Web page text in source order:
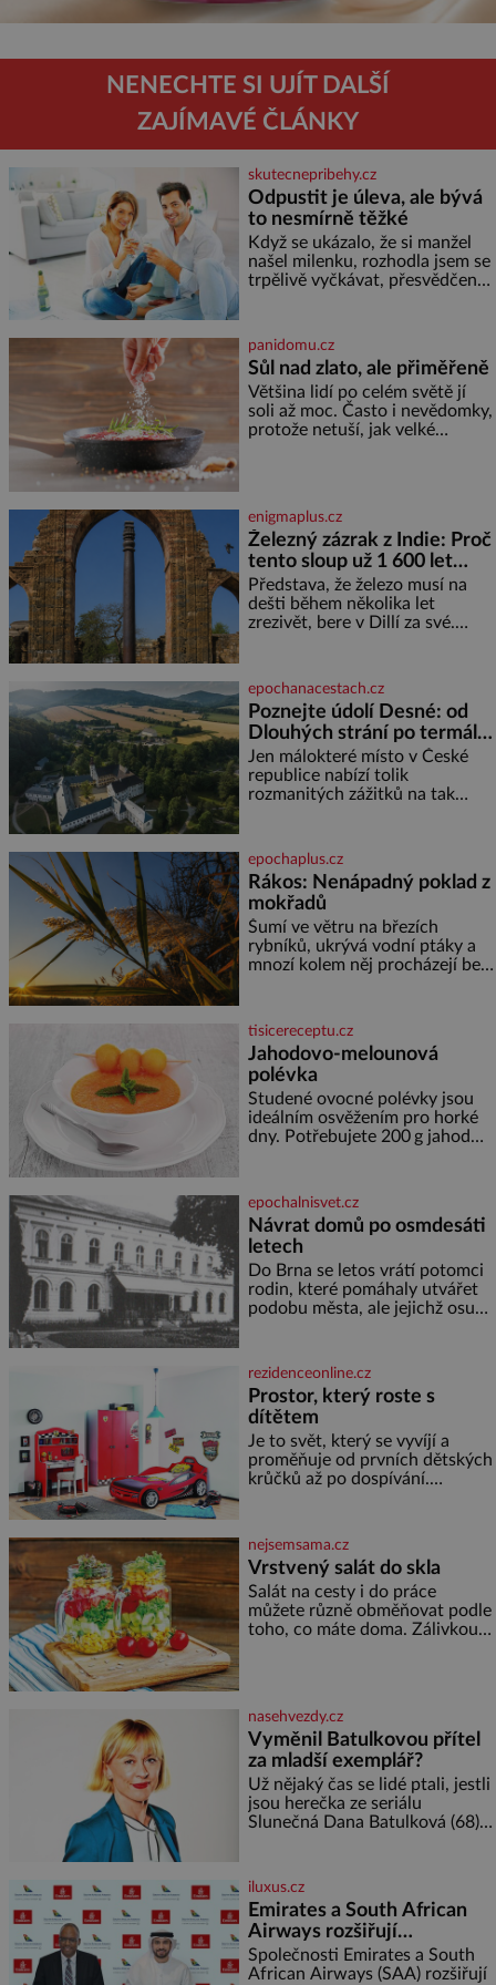
NENECHTE SI UJÍT DALŠÍ
ZAJÍMAVÉ ČLÁNKY
skutecnepribehy.cz
Odpustit je úleva, ale bývá
to nesmírně těžké
Když se ukázalo, že si manžel
našel milenku, rozhodla jsem se
trpělivě vyčkávat, přesvědčena,
nejtěžších věcí na světě. Ale
každý, kdo s tím má nějaké
zkušenosti, se zapřísahá, že
pokud odpustíte, znatelně se
vám uleví. Když se ke mně
doneslo, že si manžel pořídil
panidomu.cz
Sůl nad zlato, ale přiměřeně
Většina lidí po celém světě jí
soli až moc. Často i nevědomky,
protože netuší, jak velké
sladkých. Sůl je zdravá Ale v
ani ne třetinovém množství, než
je pro většinu populace běžné.
Její základní složky– sodík a
chlór – jsou zásadní pro
správné hospodaření
enigmaplus.cz
Železný zázrak z Indie: Proč
tento sloup už 1 600 let
nezná rez?
Představa, že železo musí na
dešti během několika let
zrezivět, bere v Dillí za své.
železný sloup, který už přibližně
1 600 let odolává počasí
epochanacestach.cz
Poznejte údolí Desné: od
Dlouhých strání po termální
prameny
Jen málokteré místo v České
republice nabízí tolik
rozmanitých zážitků na tak
jediného dne můžete
nahlédnout do útrob jedné z
nejvýznamnějších vodních
elektráren v Evropě, vydat se na
horské hřebeny, projet se na
koloběžce a den zakončit
poznáváním památek ve
epochaplus.cz
Rákos: Nenápadný poklad z
mokřadů
Šumí ve větru na březích
rybníků, ukrývá vodní ptáky a
mnozí kolem něj procházejí bez
lodě, zapisovat první texty a
inspiroval řadu pověstí. Tato
skromná, ale užitečná rostlina
provází člověka už tisíce let.
Většina lidí vnímá rákos jen jako
obyčejnou kulisu letního
koupání. Stačí se však podívat
tisicereceptu.cz
Jahodovo-melounová
polévka
Studené ovocné polévky jsou
ideálním osvěžením pro horké
dny. Potřebujete 200 g jahod
cukru krystal 1 lžíci medu 200 g
zakysané sm
epochalnisvet.cz
Návrat domů po osmdesáti
letech
Do Brna se letos vrátí potomci
rodin, které pomáhaly utvářet
podobu města, ale jejichž osudy
Placzek, Löw-Beer, Fuhrmann,
Kohn a Stiassni se stanou
jednou z hlavních
dramaturgických linií festivalu
židovské kultury ŠTETL FEST
2026. Některé návraty nejsou
jednoduché. Místa, která si
rezidenceonline.cz
Prostor, který roste s
dítětem
Je to svět, který se vyvíjí a
proměňuje od prvních dětských
krůčků až po dospívání.
soustředění i odpočinek a
reaguje na každou etapu života
a specifické potřeby dítěte. Pro
nejmenší je klíčová
jednoduchost, měkkost a
bezpečí, proto by pokoj
nejsemsama.cz
Vrstvený salát do skla
Salát na cesty i do práce
můžete různě obměňovat podle
toho, co máte doma. Zálivkou
nebo jiného salátu (římský salát,
polníček…) ✿ 1 malá konzerva
kukuřice ✿ ½ okurky ✿ 2
rajčata Zálivka: ✿ 4 lžíce
olivového oleje ✿ 1 lžíci
citronové šťávy ✿ ½ stroužku
nasehvezdy.cz
Vyměnil Batulkovou přítel
za mladší exemplář?
Už nějaký čas se lidé ptali, jestli
jsou herečka ze seriálu
Slunečná Dana Batulková (68) a
od sebe přítele od samého
začátku odhán
iluxus.cz
Emirates a South African
Airways rozšiřují
partnerství. Cestujícím
nově zpřístupní dalších
Společnosti Emirates a South
African Airways (SAA) rozšiřují